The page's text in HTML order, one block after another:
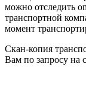
можно отследить
транспортной
момент
Скан-копия
Вам по запросу на